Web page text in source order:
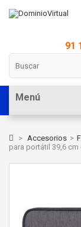
91
Menú
> Accesorios >
para portátil 39,6 cm